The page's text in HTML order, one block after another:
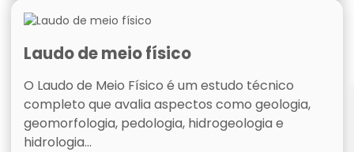
Laudo de meio físico
O Laudo de Meio Físico é um estudo técnico
completo que avalia aspectos como geologia,
geomorfologia, pedologia, hidrogeologia e
hidrologia...